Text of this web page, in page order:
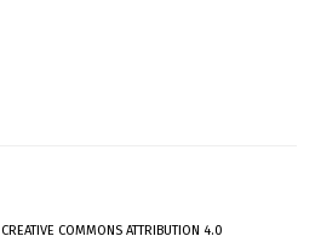
CREATIVE COMMONS ATTRIBUTION 4.0